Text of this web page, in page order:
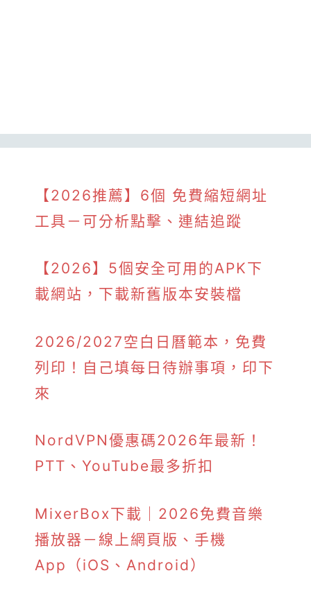
【2026推薦】6個 免費縮短網址
工具－可分析點擊、連結追蹤
【2026】5個安全可用的APK下
載網站，下載新舊版本安裝檔
2026/2027空白日曆範本，免費
列印！自己填每日待辦事項，印下
來
NordVPN優惠碼2026年最新！
PTT、YouTube最多折扣
MixerBox下載｜2026免費音樂
播放器－線上網頁版、手機
App（iOS、Android）